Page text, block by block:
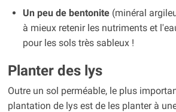
Un peu de bentonite(minéral
à mieux retenir les nutriments et
pour les sols très sableux !
Planter des lys
Outre un sol perméable, le plus
plantation de lys est de les planter à